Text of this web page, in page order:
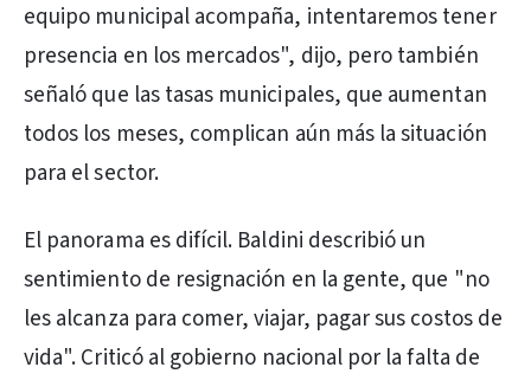
equipo municipal acompaña, intentaremos tener
presencia en los mercados", dijo, pero también
señaló que las tasas municipales, que aumentan
todos los meses, complican aún más la situación
para el sector.
El panorama es difícil. Baldini describió un
sentimiento de resignación en la gente, que "no
les alcanza para comer, viajar, pagar sus costos de
vida". Criticó al gobierno nacional por la falta de